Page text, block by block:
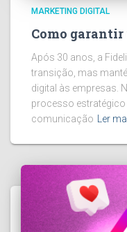
MARKETING DIGITAL
Como
Após 30 anos, a
transição, mas
digital às empresas.
processo estratégico
comunicação
Ler